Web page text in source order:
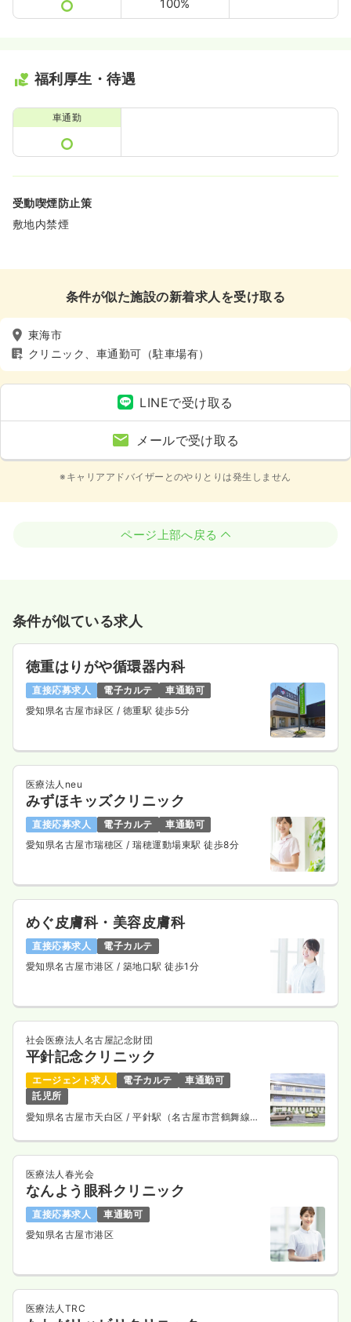
100%
福利厚生・待遇
車通勤
受動喫煙防止策
敷地内禁煙
条件が似た施設の新着求人を受け取る
東海市
クリニック、車通勤可（駐車場有）
LINEで受け取る
メールで受け取る
※キャリアアドバイザーとのやりとりは発生しません
ページ上部へ戻る
条件が似ている求人
徳重はりがや循環器内科
直接応募求人 電子カルテ
車通勤可
愛知県名古屋市緑区 / 徳重駅 徒歩5分
医療法人neu
みずほキッズクリニック
直接応募求人 電子カルテ
車通勤可
愛知県名古屋市瑞穂区/ 瑞穂運動場東駅 徒歩8分
めぐ皮膚科・美容皮膚科
直接応募求人
電子カルテ
愛知県名古屋市港区 / 築地口駅 徒歩1分
社会医療法人名古屋記念財団
平針記念クリニック
エージェント求人 電子カルテ
車通勤可
託児所
愛知県名古屋市天白区 / 平針駅（名古屋市営鶴舞線）
医療法人春光会
なんよう眼科クリニック
直接応募求人
車通勤可
愛知県名古屋市港区
医療法人TRC